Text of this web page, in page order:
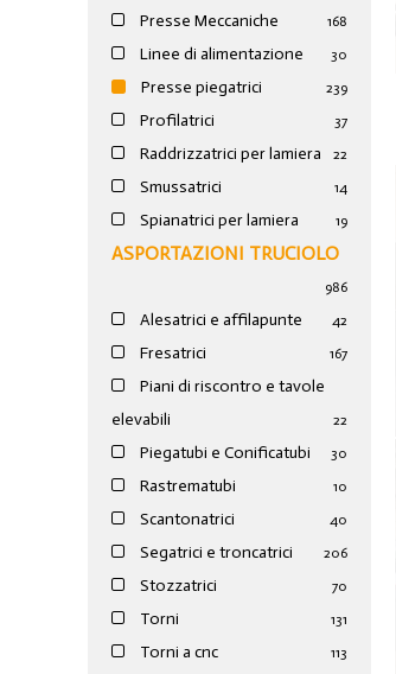
Presse Meccaniche 168
Linee di alimentazione 30
Presse piegatrici 239
Profilatrici 37
Raddrizzatrici per lamiera 22
Smussatrici 14
Spianatrici per lamiera 19
ASPORTAZIONI TRUCIOLO
986
Alesatrici e affilapunte 42
Fresatrici 167
Piani di riscontro e tavole
elevabili
22
Piegatubi e Conificatubi 30
Rastrematubi 10
Scantonatrici 40
Segatrici e troncatrici 206
Stozzatrici 70
Torni 131
Torni a cnc 113